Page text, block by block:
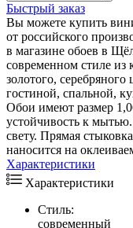
Быстрый заказ
Вы можете купить
от российского
в магазине обоев в
современном стиле из
золотого,
гостиной, спальной,
Обои имеют размер
устойчивость к
свету. Прямая
наносится на
Характеристики
Характеристики
Стиль:
современный